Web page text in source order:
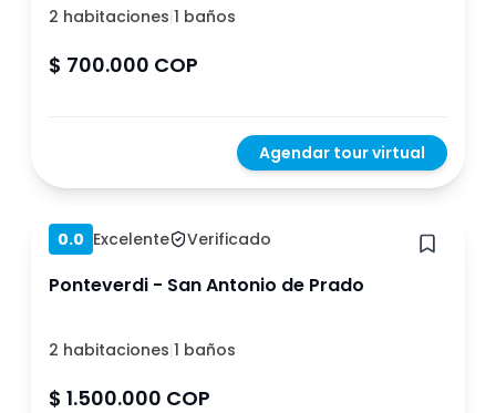
2 habitaciones|1 baños
$ 700.000 COP
Agendar tour virtual
Hace 1 año
0.0 Excelente Verificado
Ponteverdi - San Antonio de Prado
2 habitaciones|1 baños
$ 1.500.000 COP